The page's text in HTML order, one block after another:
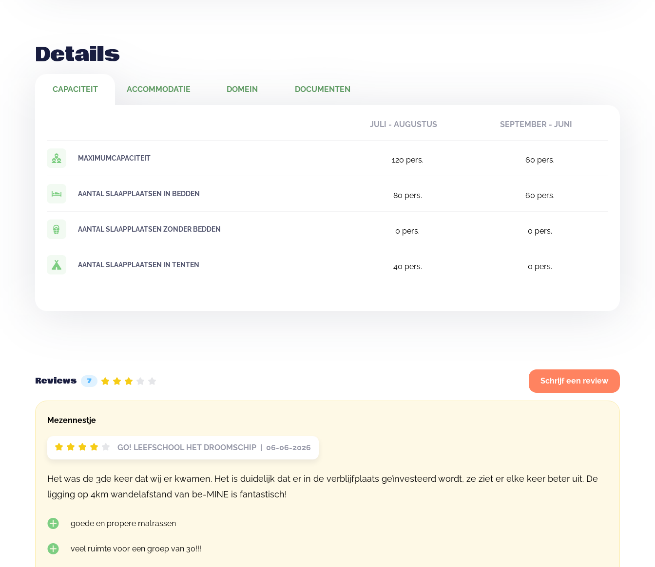
Details
CAPACITEIT ACCOMMODATIE DOMEIN DOCUMENTEN
JULI - AUGUSTUS SEPTEMBER - JUNI
MAXIMUMCAPACITEIT 120 pers. 60 pers.
AANTAL SLAAPPLAATSEN IN BEDDEN 80 pers. 60 pers.
AANTAL SLAAPPLAATSEN ZONDER BEDDEN 0 pers. 0 pers.
AANTAL SLAAPPLAATSEN IN TENTEN 40 pers. 0 pers.
Reviews 7 Schrijf een review
Mezennestje
GO! LEEFSCHOOL HET DROOMSCHIP | 06-06-2026
Het was de 3de keer dat wij er kwamen. Het is duidelijk dat er in de verblijfplaats geïnvesteerd wordt, ze ziet er elke keer beter uit. De
ligging op 4km wandelafstand van be-MINE is fantastisch!
goede en propere matrassen
veel ruimte voor een groep van 30!!!